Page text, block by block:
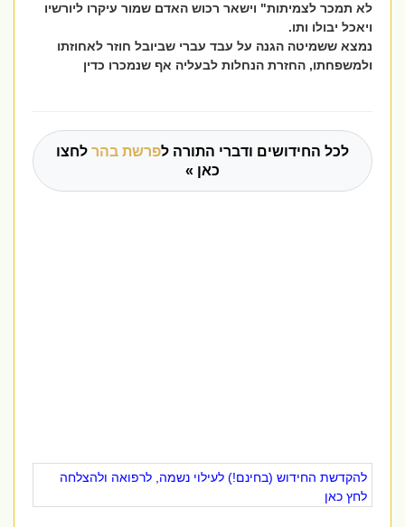
לא תמכר לצמיתות" וישאר רכוש האדם שמור עיקרו ליורשיו
ויאכל יבולו ותו.
נמצא ששמיטה הגנה על עבד עברי שביובל חוזר לאחוזתו
ולמשפחתו, החזרת הנחלות לבעליה אף שנמכרו כדין
לכל החידושים ודברי התורה לפרשת בהרלחצו
כאן »
להקדשת החידוש (בחינם!) לעילוי נשמה, לרפואה ולהצלחה
לחץ כאן